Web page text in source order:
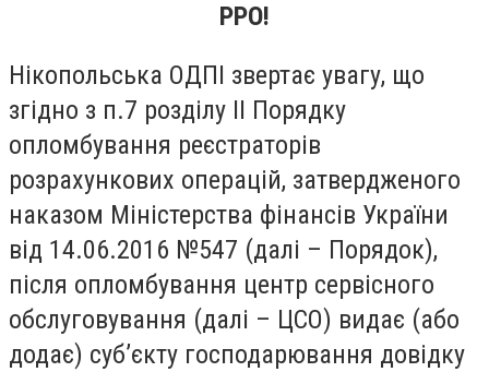
РРО!
Нікопольська ОДПІ звертає увагу, що
згідно з п.7 розділу ІІ Порядку
опломбування реєстраторів
розрахункових операцій, затвердженого
наказом Міністерства фінансів України
від 14.06.2016 №547 (далі – Порядок),
після опломбування центр сервісного
обслуговування (далі – ЦСО) видає (або
додає) суб’єкту господарювання довідку